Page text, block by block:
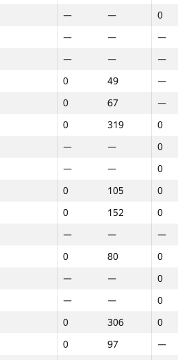
— —
0
— —
—
— —
—
0 49
—
0 67
—
0 319
0
— —
0
— —
0
0 105
0
0 152
0
— —
—
0 80
0
— —
0
— —
0
0 306
0
0 97
—
— —
0
— —
—
— —
—
0 49
—
0 67
—
0 319
0
— —
0
— —
0
0 105
0
0 152
0
— —
—
0 80
0
— —
0
— —
0
0 306
0
0 97
—